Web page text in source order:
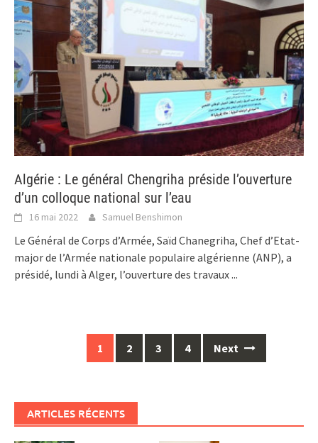
Algérie : Le général Chengriha préside l’ouverture
d’un colloque national sur l’eau
16 mai 2022 Samuel Benshimon
Le Général de Corps d’Armée, Saïd Chanegriha, Chef d’Etat-
major de l’Armée nationale populaire algérienne (ANP), a
présidé, lundi à Alger, l’ouverture des travaux...
1 2 3 4 Next
ARTICLES RÉCENTS